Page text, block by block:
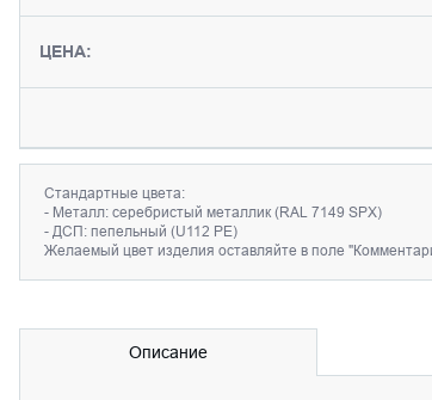
ЦЕНА:
Стандартные цвета:
- Металл: серебристый металлик (RAL 7149 SPX)
- ДСП: пепельный (U112 PE)
Желаемый цвет изделия оставляйте в поле
Описание